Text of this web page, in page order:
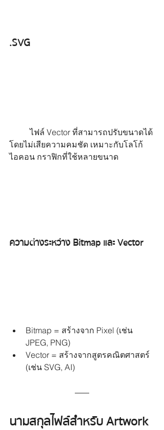
.SVG
	ไฟล์ Vector ที่สามารถปรับขนาดได้
โดยไม่เสียความคมชัด เหมาะกับโลโก้
ไอคอน กราฟิกที่ใช้หลายขนาด
ความต่างระหว่าง Bitmap และ Vector
Bitmap = สร้างจาก Pixel (เช่น
JPEG, PNG)
Vector = สร้างจากสูตรคณิตศาสตร์
(เช่น SVG, AI)
นามสกุลไฟล์สำหรับ Artwork